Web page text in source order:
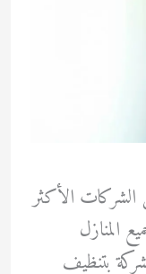
الأكثر
المنازل
بتنظيف